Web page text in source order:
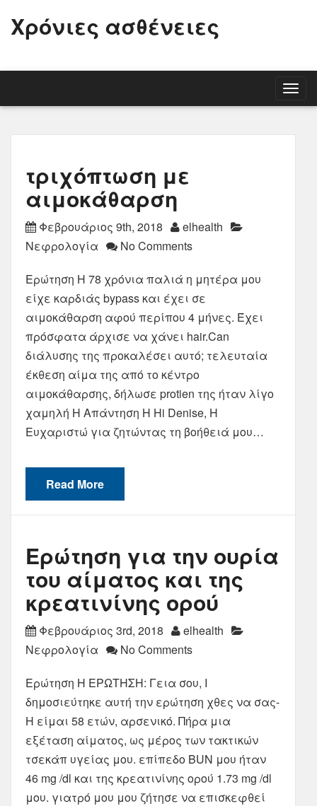
Χρόνιες ασθένειες
τριχόπτωση με
αιμοκάθαρση
Φεβρουάριος 9th, 2018
elhealth
Νεφρολογία
No Comments
Ερώτηση Η 78 χρόνια παλιά η μητέρα μου
είχε καρδιάς bypass και έχει σε
αιμοκάθαρση αφού περίπου 4 μήνες. Έχει
πρόσφατα άρχισε να χάνει hair.Can
διάλυσης της προκαλέσει αυτό; τελευταία
έκθεση αίμα της από το κέντρο
αιμοκάθαρσης, δήλωσε protien της ήταν λίγο
χαμηλή Η Απάντηση Η Hi Denise, Η
Ευχαριστώ για ζητώντας τη βοήθειά μου…
Read More
Ερώτηση για την ουρία
του αίματος και της
κρεατινίνης ορού
Φεβρουάριος 3rd, 2018
elhealth
Νεφρολογία
No Comments
Ερώτηση Η ΕΡΩΤΗΣΗ: Γεια σου, I
δημοσιεύτηκε αυτή την ερώτηση χθες να σας-
Η είμαι 58 ετών, αρσενικό. Πήρα μια
εξέταση αίματος, ως μέρος των τακτικών
τσεκάπ υγείας μου. επίπεδο BUN μου ήταν
46 mg /dl και της κρεατινίνης ορού 1.73 mg /dl
μου. γιατρό μου μου ζήτησε να επισκεφθεί